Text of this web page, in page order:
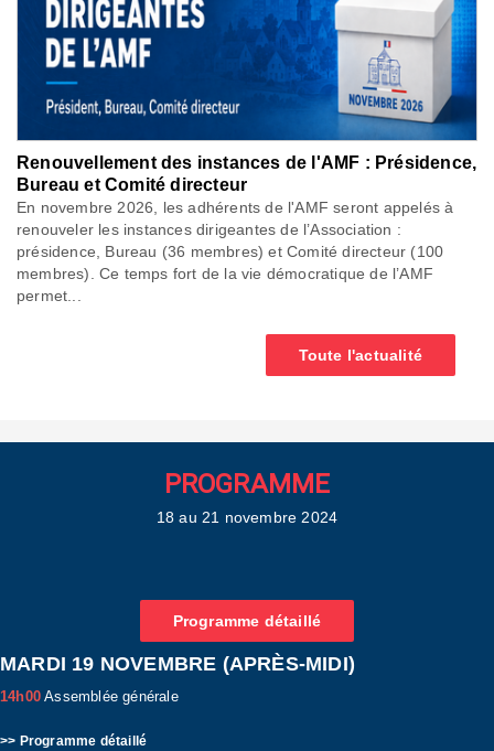
Renouvellement des instances de l'AMF : Présidence,
Bureau et Comité directeur
En novembre 2026, les adhérents de l'AMF seront appelés à
renouveler les instances dirigeantes de l’Association :
présidence, Bureau (36 membres) et Comité directeur (100
membres). Ce temps fort de la vie démocratique de l’AMF
permet...
Toute l'actualité
PROGRAMME
18 au 21 novembre 2024
Programme détaillé
MARDI 19 NOVEMBRE (APRÈS-MIDI)
14h00 Assemblée générale
>> Programme détaillé